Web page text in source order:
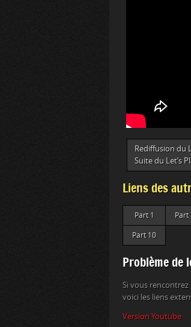
Rediffusion du
Suite du Let’s
Liens des
Part 1 Part
Part 10
Problème de
Si vous
voici les liens
Version Youtube